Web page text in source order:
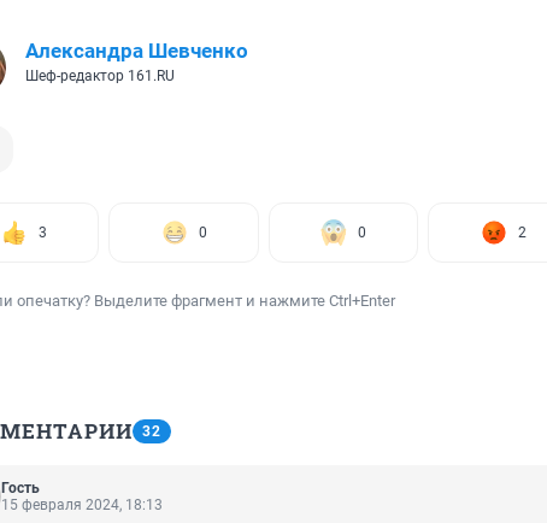
Александра Шевченко
Шеф-редактор 161.RU
3 0 0 2
опечатку? Выделите фрагмент и нажмите Ctrl+Enter
32
Гость
15 февраля 2024, 18:13